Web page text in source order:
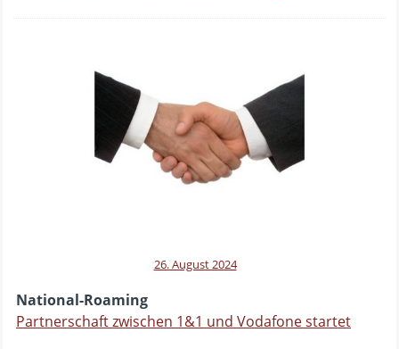
26. August 2024
National-Roaming
Partnerschaft zwischen 1&1 und Vodafone startet